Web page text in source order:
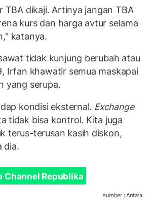
TBA dikaji. Artinya jangan TBA
kurs dan harga avtur selama
katanya.
tidak kunjung berubah atau
Irfan khawatir semua maskapai
yang serupa.
kondisi eksternal. Exchange
tidak bisa kontrol. Kita juga
terus-terusan kasih diskon,
dia.
Channel Republika
sumber : Antara